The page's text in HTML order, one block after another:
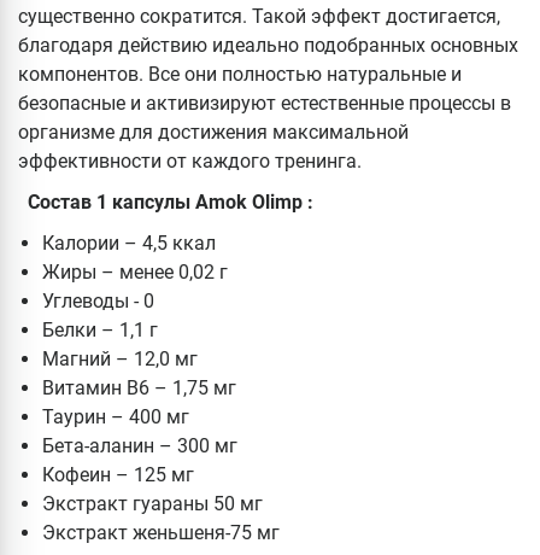
существенно сократится. Такой эффект достигается,
благодаря действию идеально подобранных основных
компонентов. Все они полностью натуральные и
безопасные и активизируют естественные процессы в
организме для достижения максимальной
эффективности от каждого тренинга.
Состав 1 капсулы Amok Olimp :
Калории – 4,5 ккал
Жиры – менее 0,02 г
Углеводы - 0
Белки – 1,1 г
Магний – 12,0 мг
Витамин B6 – 1,75 мг
Таурин – 400 мг
Бета-аланин – 300 мг
Кофеин – 125 мг
Экстракт гуараны 50 мг
Экстракт женьшеня-75 мг